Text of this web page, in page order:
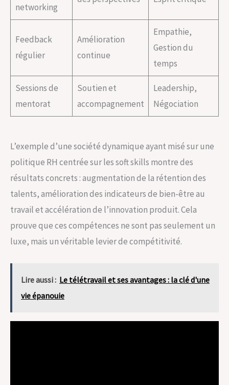
networking
Feedback
régulier
Amélioration
continue
Empathie,
Gestion du
temps
Sessions de
mentorat
Soutien et
accompagnement
Leadership,
Négociation
L’exemple d’une société dynamique ayant misé sur une
politique RH centrée sur les soft skills montre des
résultats concrets : augmentation de la rétention des
talents, amélioration des indicateurs de bien-être au
travail et accélération de l’innovation produit. Cela
prouve que ces compétences ne sont pas seulement un
luxe, mais un véritable levier de compétitivité.
Lire aussi : Le télétravail et ses avantages : la clé d'une
vie épanouie